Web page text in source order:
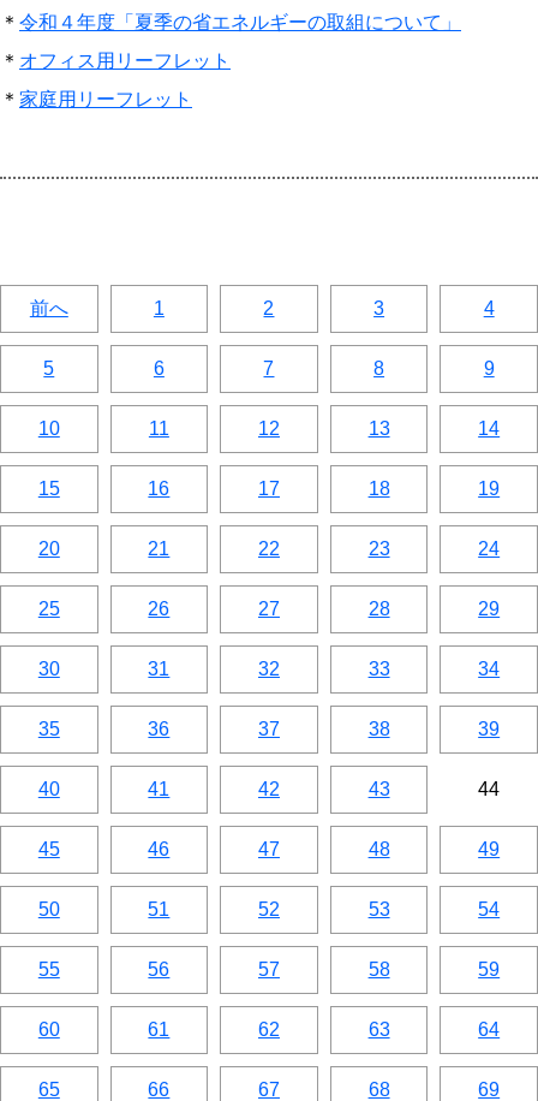
＊ 令和４年度「夏季の省エネルギーの取組について」
＊ オフィス用リーフレット
＊ 家庭用リーフレット
前へ 1 2 3 4
5 6 7 8 9
10 11 12 13 14
15 16 17 18 19
20 21 22 23 24
25 26 27 28 29
30 31 32 33 34
35 36 37 38 39
40 41 42 43 44
45 46 47 48 49
50 51 52 53 54
55 56 57 58 59
60 61 62 63 64
65 66 67 68 69